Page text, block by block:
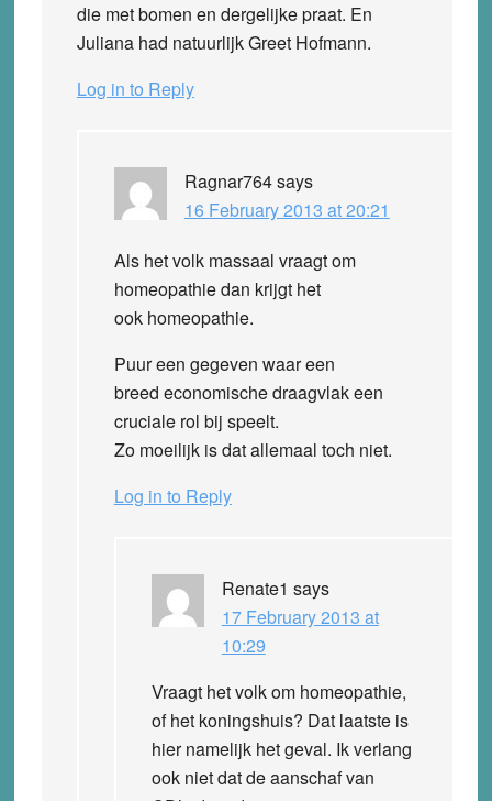
die met bomen en dergelijke praat. En
Juliana had natuurlijk Greet Hofmann.
Log in to Reply
Ragnar764says
16 February 2013 at 20:21
Als het volk massaal vraagt om
homeopathie dan krijgt het
ook homeopathie.
Puur een gegeven waar een
breed economische draagvlak een
cruciale rol bij speelt.
Zo moeilijk is dat allemaal toch niet.
Log in to Reply
Renate1 says
17 February 2013 at
10:29
Vraagt het volk om homeopathie,
of het koningshuis? Dat laatste is
hier namelijk het geval. Ik verlang
ook niet dat de aanschaf van